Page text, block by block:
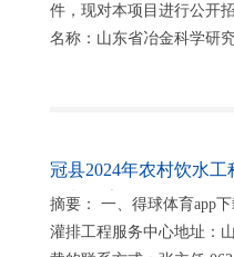
件，现对本项目进行公开
名称：山东省冶金科学研
冠县2024年农村饮水
谈判公告
摘要： 一、得球体育app
灌排工程服务中心地址：